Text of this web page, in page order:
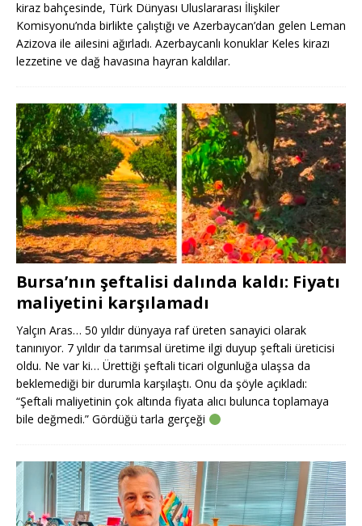
kiraz bahçesinde, Türk Dünyası Uluslararası İlişkiler
Komisyonu’nda birlikte çalıştığı ve Azerbaycan’dan gelen Leman
Azizova ile ailesini ağırladı. Azerbaycanlı konuklar Keles kirazı
lezzetine ve dağ havasına hayran kaldılar.
Bursa’nın şeftalisi dalında kaldı: Fiyatı
maliyetini karşılamadı
Yalçın Aras… 50 yıldır dünyaya raf üreten sanayici olarak
tanınıyor. 7 yıldır da tarımsal üretime ilgi duyup şeftali üreticisi
oldu. Ne var ki… Ürettiği şeftali ticari olgunluğa ulaşsa da
beklemediği bir durumla karşılaştı. Onu da şöyle açıkladı:
“Şeftali maliyetinin çok altında fiyata alıcı bulunca toplamaya
bile değmedi.” Gördüğü tarla gerçeği